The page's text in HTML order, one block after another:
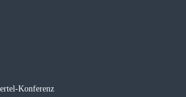
Konferenz